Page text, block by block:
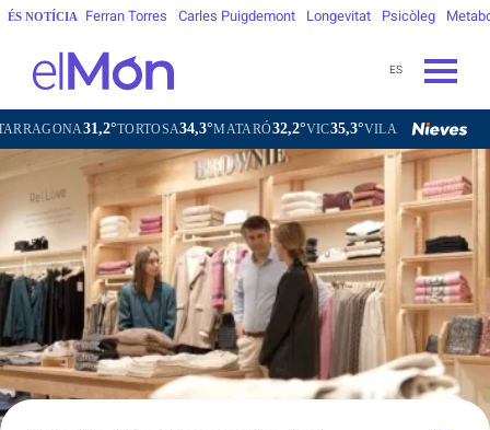
ÉS NOTÍCIA Ferran Torres Carles Puigdemont Longevitat Psicòleg
ES
31,2°TORTOSA34,3°MATARÓ32,2°VIC35,3°VILAFRANCA DEL PENEDÈS